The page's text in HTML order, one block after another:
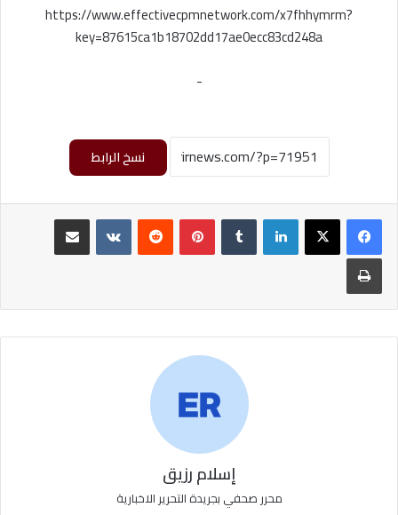
https://www.effectivecpmnetwork.com/x7fhhymrm?
key=87615ca1b18702dd17ae0ecc83cd248a
-
نسخ الرابط
لينكدإن بينتيريست
طباعة
إسلام رزيق
محرر صحفي بجريدة التحرير الاخبارية